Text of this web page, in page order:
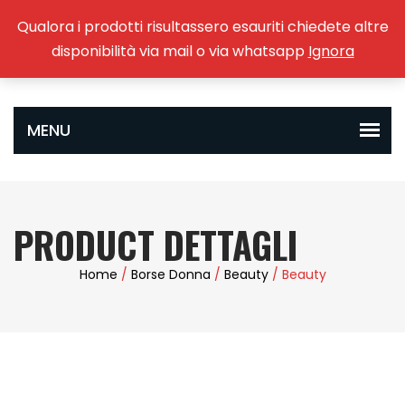
PRODUCT DETTAGLI
Home / Borse Donna / Beauty/ Beauty
Qualora i prodotti risultassero esauriti chiedete altre
disponibilità via mail o via whatsapp Ignora